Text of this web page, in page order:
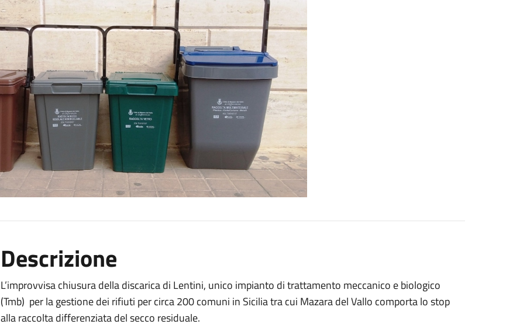
Descrizione
L’improvvisa chiusura della discarica di Lentini, unico impianto di trattamento meccanico e biologico
(Tmb) per la gestione dei rifiuti per circa 200 comuni in Sicilia tra cui Mazara del Vallo comporta lo stop
alla raccolta differenziata del secco residuale.